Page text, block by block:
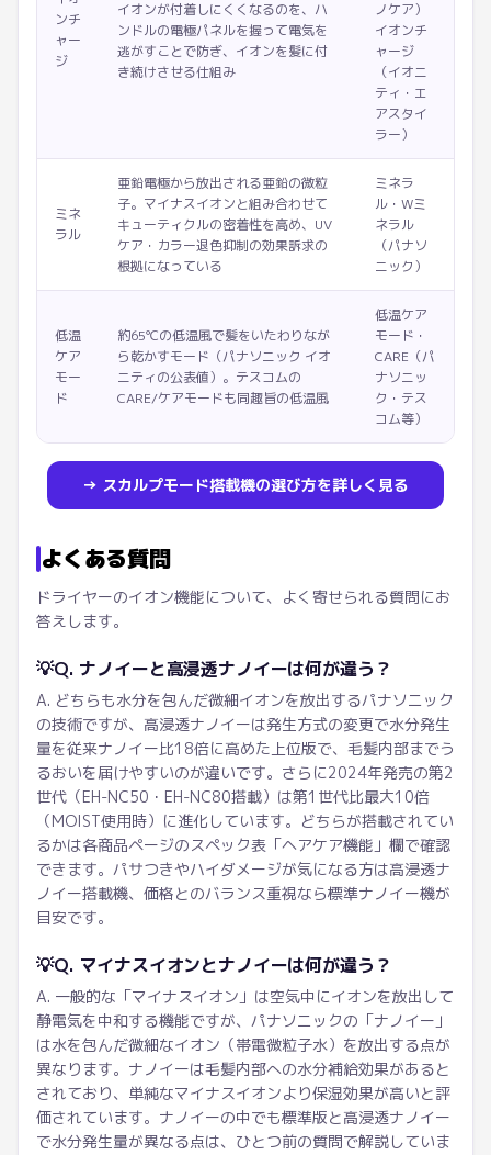
ンチ
ャー
ジ
イオンが付着しにくくなるのを、ハ
ンドルの電極パネルを握って電気を
逃がすことで防ぎ、イオンを髪に付
き続けさせる仕組み
ノケア）
イオンチ
ャージ
（イオニ
ティ・エ
アスタイ
ラー）
ミネ
ラル
亜鉛電極から放出される亜鉛の微粒
子。マイナスイオンと組み合わせて
キューティクルの密着性を高め、UV
ケア・カラー退色抑制の効果訴求の
根拠になっている
ミネラ
ル・Wミ
ネラル
（パナソ
ニック）
低温
ケア
モー
ド
約65℃の低温風で髪をいたわりなが
ら乾かすモード（パナソニック イオ
ニティの公表値）。テスコムの
CARE/ケアモードも同趣旨の低温風
低温ケア
モード・
CARE（パ
ナソニッ
ク・テス
コム等）
→ スカルプモード搭載機の選び方を詳しく見る
よくある質問
ドライヤーのイオン機能について、よく寄せられる質問にお
答えします。
💡Q. ナノイーと高浸透ナノイーは何が違う？
A. どちらも水分を包んだ微細イオンを放出するパナソニック
の技術ですが、高浸透ナノイーは発生方式の変更で水分発生
量を従来ナノイー比18倍に高めた上位版で、毛髪内部までう
るおいを届けやすいのが違いです。さらに2024年発売の第2
世代（EH-NC50・EH-NC80搭載）は第1世代比最大10倍
（MOIST使用時）に進化しています。どちらが搭載されてい
るかは各商品ページのスペック表「ヘアケア機能」欄で確認
できます。パサつきやハイダメージが気になる方は高浸透ナ
ノイー搭載機、価格とのバランス重視なら標準ナノイー機が
目安です。
💡Q. マイナスイオンとナノイーは何が違う？
A. 一般的な「マイナスイオン」は空気中にイオンを放出して
静電気を中和する機能ですが、パナソニックの「ナノイー」
は水を包んだ微細なイオン（帯電微粒子水）を放出する点が
異なります。ナノイーは毛髪内部への水分補給効果があると
されており、単純なマイナスイオンより保湿効果が高いと評
価されています。ナノイーの中でも標準版と高浸透ナノイー
で水分発生量が異なる点は、ひとつ前の質問で解説していま